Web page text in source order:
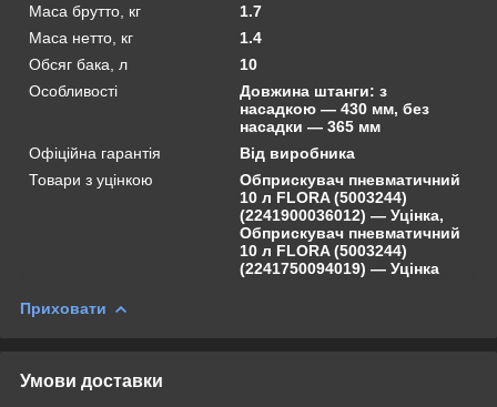
Маса брутто, кг
1.7
Маса нетто, кг
1.4
Обсяг бака, л
10
Особливості
Довжина штанги: з
насадкою — 430 мм, без
насадки — 365 мм
Офіційна гарантія
Від виробника
Товари з уцінкою
Обприскувач пневматичний
10 л FLORA (5003244)
(2241900036012) — Уцінка,
Обприскувач пневматичний
10 л FLORA (5003244)
(2241750094019) — Уцінка
Приховати
Умови доставки